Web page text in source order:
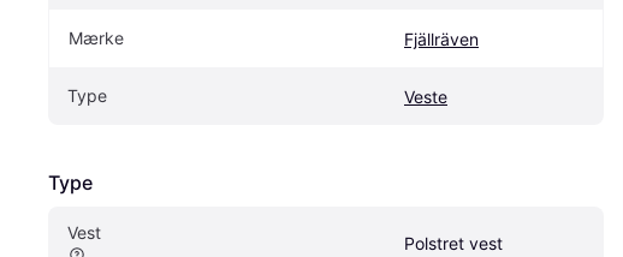
Mærke Fjällräven
Type Veste
Type
Vest
Polstret vest